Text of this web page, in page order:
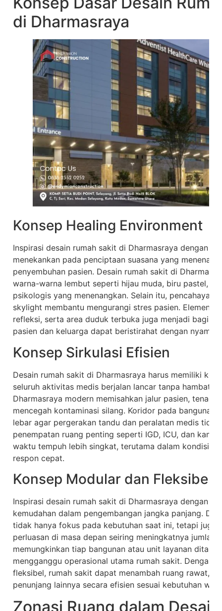
di Dharmasraya
Konsep Healing Environment
Inspirasi desain rumah sakit di Dharmasraya dengan
menekankan pada penciptaan suasana yang
penyembuhan pasien. Desain rumah sakit di
warna-warna lembut seperti hijau muda, biru pastel,
psikologis yang menenangkan. Selain itu,
skylight membantu mengurangi stres pasien. Elemen
refleksi, serta area duduk terbuka juga menjadi
pasien dan keluarga dapat beristirahat dengan
Konsep Sirkulasi Efisien
Desain rumah sakit di Dharmasraya harus memiliki
seluruh aktivitas medis berjalan lancar tanpa
Dharmasraya modern memisahkan jalur pasien,
mencegah kontaminasi silang. Koridor pada bangunan
lebar agar pergerakan tandu dan peralatan medis
penempatan ruang penting seperti IGD, ICU, dan
waktu tempuh lebih singkat, terutama dalam kondisi
respon cepat.
Konsep Modular dan Fleksibel
Inspirasi desain rumah sakit di Dharmasraya dengan
kemudahan dalam pengembangan jangka panjang.
tidak hanya fokus pada kebutuhan saat ini, tetapi juga
perluasan di masa depan seiring meningkatnya jumlah
memungkinkan tiap bangunan atau unit layanan
mengganggu operasional utama rumah sakit. Dengan
fleksibel, rumah sakit dapat menambah ruang rawat,
penunjang lainnya secara efisien sesuai kebutuhan
Zonasi Ruang dalam